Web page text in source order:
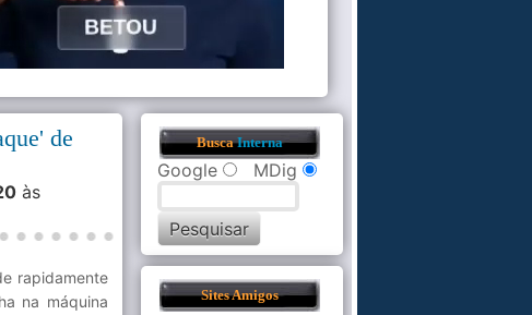
de
às
rapidamente
na máquina
BuscaInterna
Google MDig
Sites Amigos